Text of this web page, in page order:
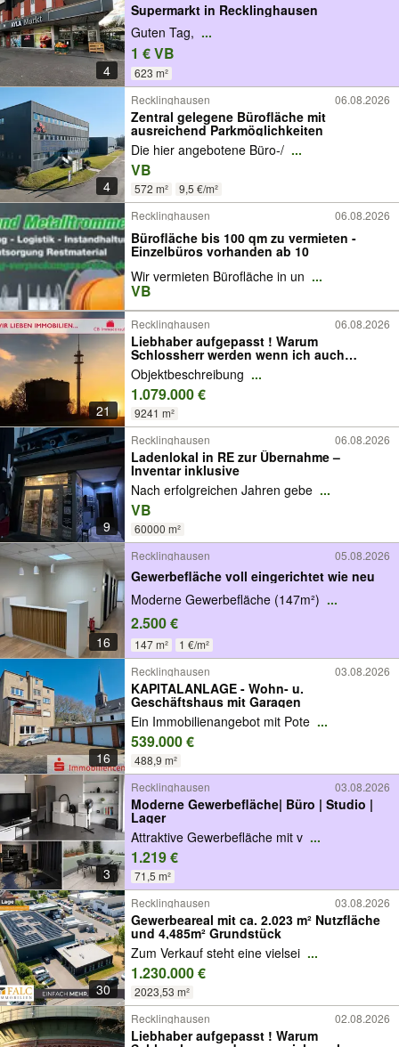
4
Supermarkt in Recklinghausen
Guten Tag, ...
1 € VB
623 m²
4
Recklinghausen 06.08.2026
Zentral gelegene Bürofläche mit
ausreichend Parkmöglichkeiten
Die hier angebotene Büro‑/ ...
VB
572 m²
9,5 €/m²
Recklinghausen
06.08.2026
Bürofläche bis 100 qm zu vermieten -
Einzelbüros vorhanden ab 10
Wir vermieten Bürofläche in un ...
VB
21
Recklinghausen 06.08.2026
Liebhaber aufgepasst ! Warum
Schlossherr werden wenn ich auch
Turmherr werden kann !
Objektbeschreibung ...
1.079.000 €
9241 m²
9
Recklinghausen 06.08.2026
Ladenlokal in RE zur Übernahme –
Inventar inklusive
Nach erfolgreichen Jahren gebe ...
VB
60000 m²
16
Recklinghausen 05.08.2026
Gewerbefläche voll eingerichtet wie neu
Moderne Gewerbefläche (147m²) ...
2.500 €
147 m² 1 €/m²
16
Recklinghausen 03.08.2026
KAPITALANLAGE - Wohn- u.
Geschäftshaus mit Garagen
Ein Immobilienangebot mit Pote ...
539.000 €
488,9 m²
3
Recklinghausen 03.08.2026
Moderne Gewerbefläche| Büro | Studio |
Lager
Attraktive Gewerbefläche mit v ...
1.219 €
71,5 m²
30
Recklinghausen 03.08.2026
Gewerbeareal mit ca. 2.023 m² Nutzfläche
und 4,485m² Grundstück
Zum Verkauf steht eine vielsei ...
1.230.000 €
2023,53 m²
Recklinghausen
02.08.2026
Liebhaber aufgepasst ! Warum